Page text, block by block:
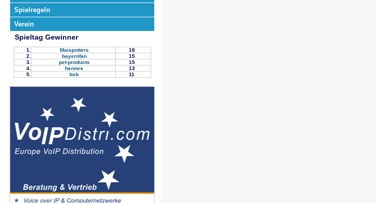
Spielregeln
Verein
Spieltag Gewinner
1. Maispotters
18
2.
bayernfan
15
3.
pet-products
15
4.
hennes
13
5.
bvb 11